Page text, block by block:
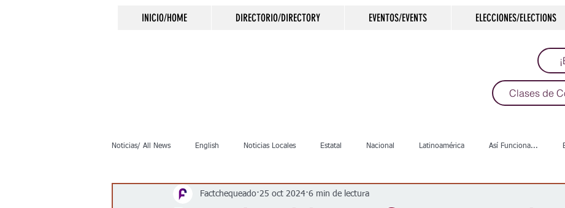
INICIO/HOME DIRECTORIO/DIRECTORY EVENTOS/EVENTS ELECCIONES/ELECTIONS
Clases de
Noticias/ All News English Noticias Locales Estatal Nacional Latinoamérica Así Funciona...
Crimen Negocios Salud Arte & Cultura
Factchequeado 25 oct 2024 6 min de lectura